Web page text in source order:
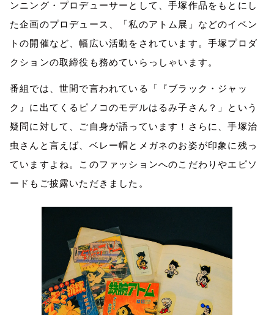
ンニング・プロデューサーとして、手塚作品をもとにし
た企画のプロデュース、「私のアトム展」などのイベン
トの開催など、幅広い活動をされています。手塚プロダ
クションの取締役も務めていらっしゃいます。
番組では、世間で言われている「『ブラック・ジャッ
ク』に出てくるピノコのモデルはるみ子さん？」という
疑問に対して、ご自身が語っています！さらに、手塚治
虫さんと言えば、ベレー帽とメガネのお姿が印象に残っ
ていますよね。このファッションへのこだわりやエピソ
ードもご披露いただきました。